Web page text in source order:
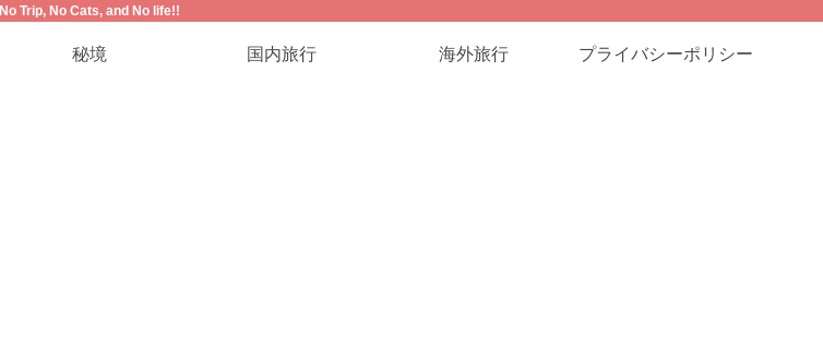
No Trip, No Cats, and No life!!
秘境 国内旅行 海外旅行 プライバシーポリシー